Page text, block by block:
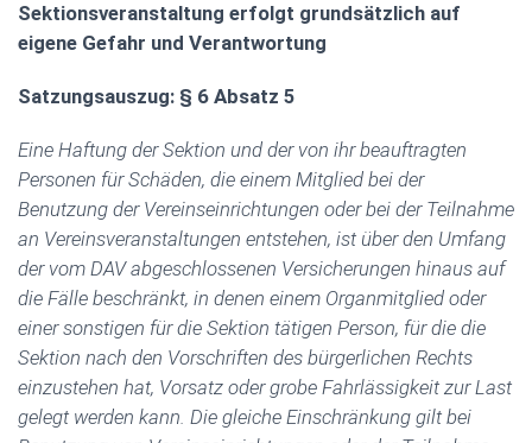
Sektionsveranstaltung erfolgt grundsätzlich auf
eigene Gefahr und Verantwortung
Satzungsauszug: § 6 Absatz 5
Eine Haftung der Sektion und der von ihr beauftragten
Personen für Schäden, die einem Mitglied bei der
Benutzung der Vereinseinrichtungen oder bei der Teilnahme
an Vereinsveranstaltungen entstehen, ist über den Umfang
der vom DAV abgeschlossenen Versicherungen hinaus auf
die Fälle beschränkt, in denen einem Organmitglied oder
einer sonstigen für die Sektion tätigen Person, für die die
Sektion nach den Vorschriften des bürgerlichen Rechts
einzustehen hat, Vorsatz oder grobe Fahrlässigkeit zur Last
gelegt werden kann. Die gleiche Einschränkung gilt bei